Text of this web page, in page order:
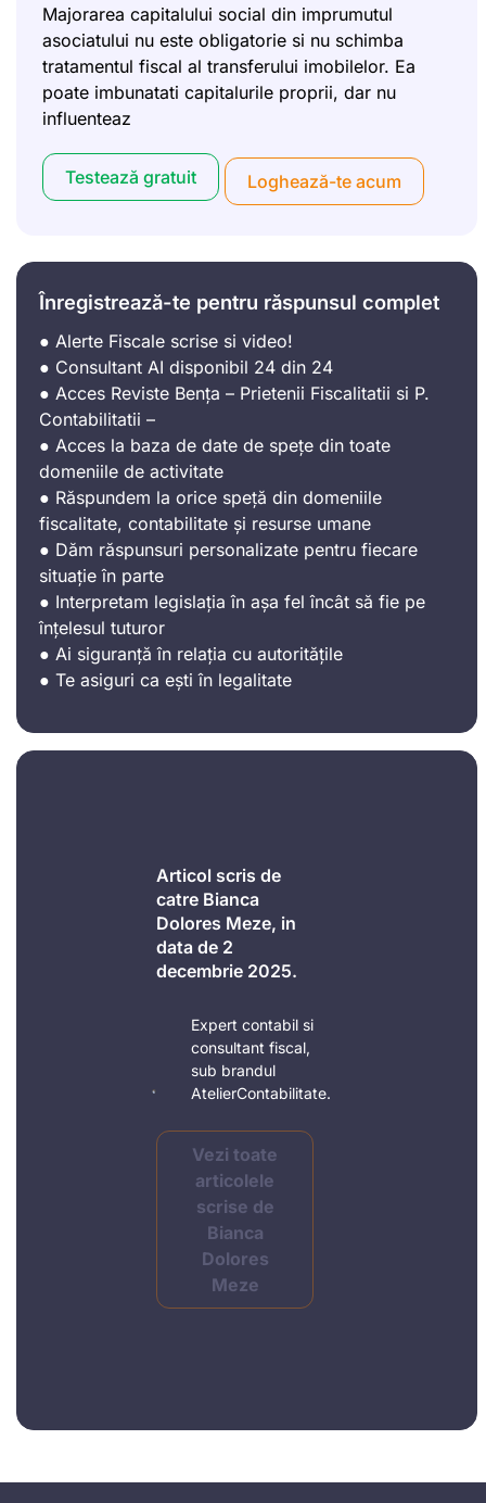
Majorarea capitalului social din imprumutul
asociatului nu este obligatorie si nu schimba
tratamentul fiscal al transferului imobilelor. Ea
poate imbunatati capitalurile proprii, dar nu
influenteaz
Testează gratuit Loghează-te acum
Înregistrează-te pentru răspunsul complet
● Alerte Fiscale scrise si video!
● Consultant AI disponibil 24 din 24
● Acces Reviste Bența – Prietenii Fiscalitatii si P.
Contabilitatii –
● Acces la baza de date de spețe din toate
domeniile de activitate
● Răspundem la orice speță din domeniile
fiscalitate, contabilitate și resurse umane
● Dăm răspunsuri personalizate pentru fiecare
situație în parte
● Interpretam legislația în așa fel încât să fie pe
înțelesul tuturor
● Ai siguranță în relația cu autoritățile
● Te asiguri ca ești în legalitate
Articol scris de
catre Bianca
Dolores Meze, in
data de 2
decembrie 2025.
Expert contabil si
consultant fiscal,
sub brandul
AtelierContabilitate.
Vezi toate
articolele
scrise de
Bianca
Dolores
Meze